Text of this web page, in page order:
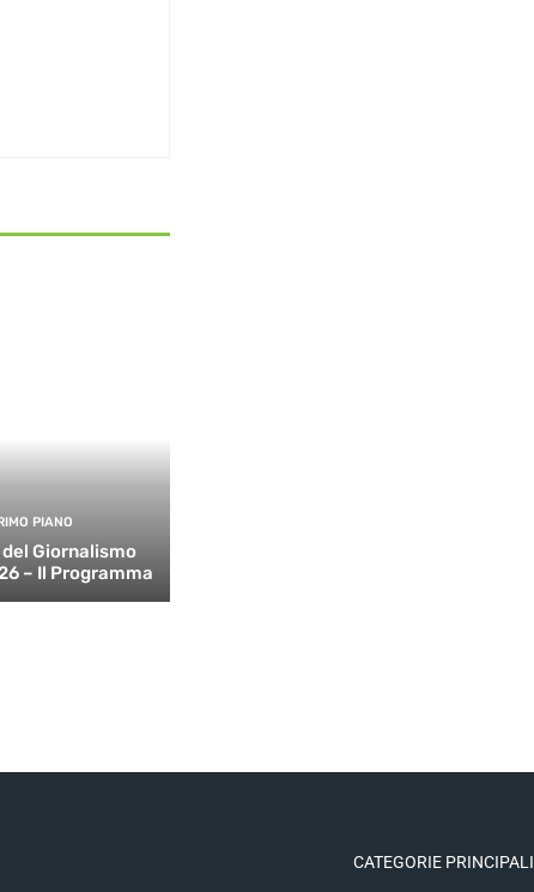
PIANO
Giornalismo
– Il Programma
CATEGORIE PRINCIPALI